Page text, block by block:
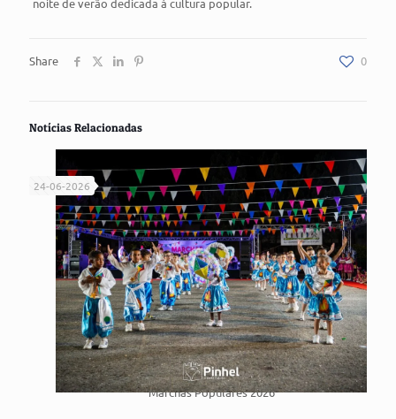
Share 0
Notícias Relacionadas
Marchas Populares 2026
24-06-2026